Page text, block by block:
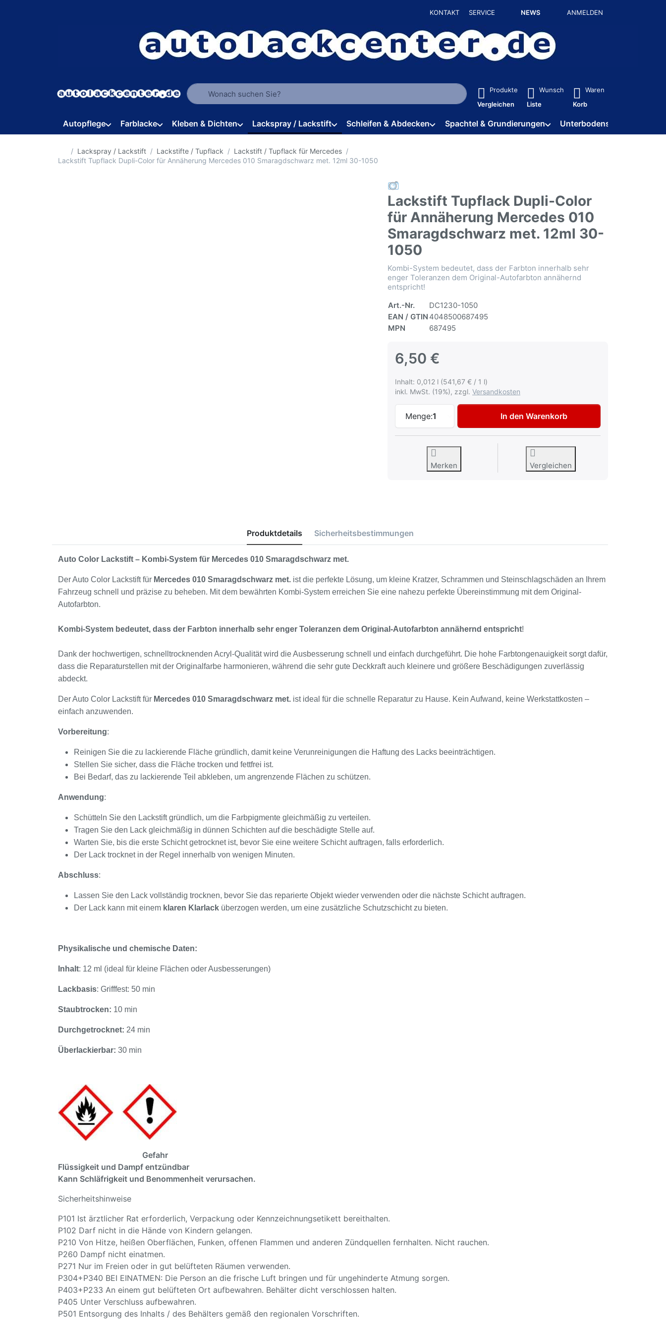
KONTAKT SERVICE NEWS ANMELDEN
Geben Sie einen Suchbegriff ein. Während Sie tippen, erscheinen automatisch erste Ergebnisse. Drücken Sie die Eingabetaste, um alle
Produkte
Vergleichen
Wunsch
Liste
Waren
Korb
Autopflege Farblacke Kleben & Dichten Lackspray / Lackstift Schleifen & Abdecken Spachtel & Grundierungen Unterbodenschutz / HV
Startseite
Lackspray / Lackstift Lackstifte / Tupflack
Lackstift / Tupflack für Mercedes
Lackstift Tupflack Dupli-Color für Annäherung Mercedes 010 Smaragdschwarz met. 12ml 30-1050
Lackstift Tupflack Dupli-Color
für Annäherung Mercedes 010
Smaragdschwarz met. 12ml 30-
1050
Kombi-System bedeutet, dass der Farbton innerhalb sehr
enger Toleranzen dem Original-Autofarbton annähernd
entspricht!
Art.-Nr.
DC1230-1050
EAN / GTIN 4048500687495
MPN
687495
6,50 €
Inhalt: 0,012 l (541,67 € / 1 l)
inkl. MwSt. (19%), zzgl. Versandkosten
Menge:1
Lackstift Tupflack Dupli-Color für Annäherung Mercedes
In den Warenkorb
Merken Vergleichen
Produktdetails Sicherheitsbestimmungen
Auto Color Lackstift – Kombi-System für Mercedes 010 Smaragdschwarz met.
Der Auto Color Lackstift für Mercedes 010 Smaragdschwarz met. ist die perfekte Lösung, um kleine Kratzer, Schrammen und Steinschlagschäden an Ihrem
Fahrzeug schnell und präzise zu beheben. Mit dem bewährten Kombi-System erreichen Sie eine nahezu perfekte Übereinstimmung mit dem Original-
Autofarbton.
Kombi-System bedeutet, dass der Farbton innerhalb sehr enger Toleranzen dem Original-Autofarbton annähernd entspricht!
Dank der hochwertigen, schnelltrocknenden Acryl-Qualität wird die Ausbesserung schnell und einfach durchgeführt. Die hohe Farbtongenauigkeit sorgt dafür,
dass die Reparaturstellen mit der Originalfarbe harmonieren, während die sehr gute Deckkraft auch kleinere und größere Beschädigungen zuverlässig
abdeckt.
Der Auto Color Lackstift für Mercedes 010 Smaragdschwarz met. ist ideal für die schnelle Reparatur zu Hause. Kein Aufwand, keine Werkstattkosten –
einfach anzuwenden.
Vorbereitung:
Reinigen Sie die zu lackierende Fläche gründlich, damit keine Verunreinigungen die Haftung des Lacks beeinträchtigen.
Stellen Sie sicher, dass die Fläche trocken und fettfrei ist.
Bei Bedarf, das zu lackierende Teil abkleben, um angrenzende Flächen zu schützen.
Anwendung:
Schütteln Sie den Lackstift gründlich, um die Farbpigmente gleichmäßig zu verteilen.
Tragen Sie den Lack gleichmäßig in dünnen Schichten auf die beschädigte Stelle auf.
Warten Sie, bis die erste Schicht getrocknet ist, bevor Sie eine weitere Schicht auftragen, falls erforderlich.
Der Lack trocknet in der Regel innerhalb von wenigen Minuten.
Abschluss:
Lassen Sie den Lack vollständig trocknen, bevor Sie das reparierte Objekt wieder verwenden oder die nächste Schicht auftragen.
Der Lack kann mit einem klaren Klarlack überzogen werden, um eine zusätzliche Schutzschicht zu bieten.
Physikalische und chemische Daten:
Inhalt: 12 ml (ideal für kleine Flächen oder Ausbesserungen)
Lackbasis: Grifffest: 50 min
Staubtrocken: 10 min
Durchgetrocknet: 24 min
Überlackierbar: 30 min
Gefahr
Flüssigkeit und Dampf entzündbar
Kann Schläfrigkeit und Benommenheit verursachen.
Sicherheitshinweise
P101 Ist ärztlicher Rat erforderlich, Verpackung oder Kennzeichnungsetikett bereithalten.
P102 Darf nicht in die Hände von Kindern gelangen.
P210 Von Hitze, heißen Oberflächen, Funken, offenen Flammen und anderen Zündquellen fernhalten. Nicht rauchen.
P260 Dampf nicht einatmen.
P271 Nur im Freien oder in gut belüfteten Räumen verwenden.
P304+P340 BEI EINATMEN: Die Person an die frische Luft bringen und für ungehinderte Atmung sorgen.
P403+P233 An einem gut belüfteten Ort aufbewahren. Behälter dicht verschlossen halten.
P405 Unter Verschluss aufbewahren.
P501 Entsorgung des Inhalts / des Behälters gemäß den regionalen Vorschriften.